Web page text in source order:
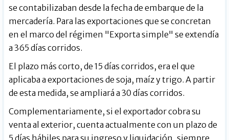
se contabilizaban desde la fecha de embarque de la
mercadería. Para las exportaciones que se concretan
en el marco del régimen "Exporta simple" se extendía
a 365 días corridos.
El plazo más corto, de 15 días corridos, era el que
aplicaba a exportaciones de soja, maíz y trigo. A partir
de esta medida, se ampliará a 30 días corridos.
Complementariamente, si el exportador cobra su
venta al exterior, cuenta actualmente con un plazo de
5 días hábiles para su ingreso y liquidación, siempre